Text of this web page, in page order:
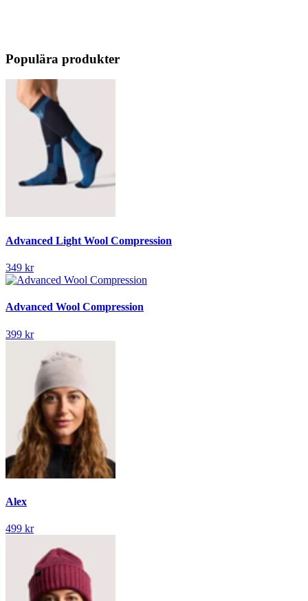
Populära produkter
Advanced Light Wool Compression
349 kr
Advanced Wool Compression
399 kr
Alex
499 kr